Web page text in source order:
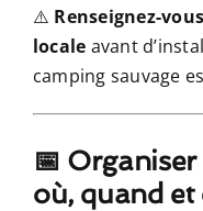
⚠️ Renseignez-
locale avant
camping sauvage
📅
où, quand et